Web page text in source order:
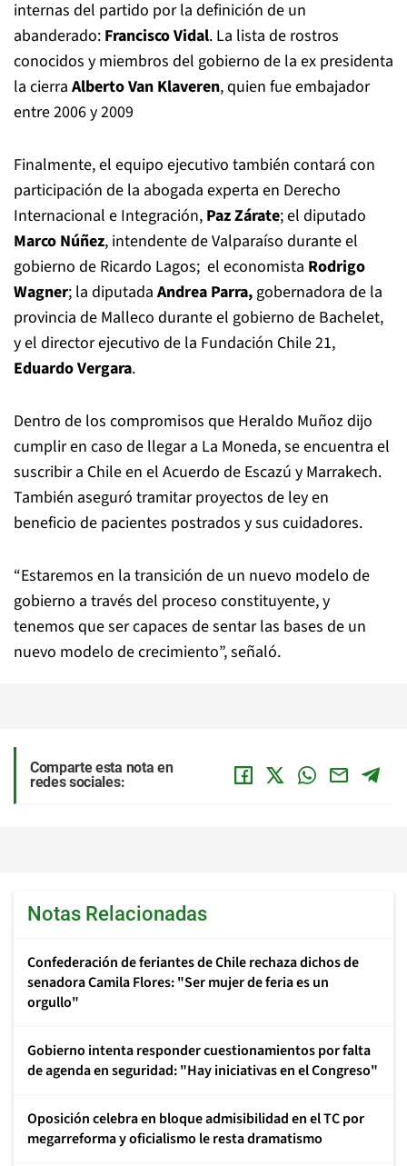
internas del partido por la definición de un
abanderado: Francisco Vidal. La lista de rostros
conocidos y miembros del gobierno de la ex presidenta
la cierra Alberto Van Klaveren, quien fue embajador
entre 2006 y 2009
Finalmente, el equipo ejecutivo también contará con
participación de la abogada experta en Derecho
Internacional e Integración, Paz Zárate; el diputado
Marco Núñez, intendente de Valparaíso durante el
gobierno de Ricardo Lagos; el economista Rodrigo
Wagner; la diputada Andrea Parra, gobernadora de la
provincia de Malleco durante el gobierno de Bachelet,
y el director ejecutivo de la Fundación Chile 21,
Eduardo Vergara.
Dentro de los compromisos que Heraldo Muñoz dijo
cumplir en caso de llegar a La Moneda, se encuentra el
suscribir a Chile en el Acuerdo de Escazú y Marrakech.
También aseguró tramitar proyectos de ley en
beneficio de pacientes postrados y sus cuidadores.
“Estaremos en la transición de un nuevo modelo de
gobierno a través del proceso constituyente, y
tenemos que ser capaces de sentar las bases de un
nuevo modelo de crecimiento”, señaló.
Comparte esta nota en
redes sociales:
Notas Relacionadas
Confederación de feriantes de Chile rechaza dichos de
senadora Camila Flores: "Ser mujer de feria es un
orgullo"
Gobierno intenta responder cuestionamientos por falta
de agenda en seguridad: "Hay iniciativas en el Congreso"
Oposición celebra en bloque admisibilidad en el TC por
megarreforma y oficialismo le resta dramatismo